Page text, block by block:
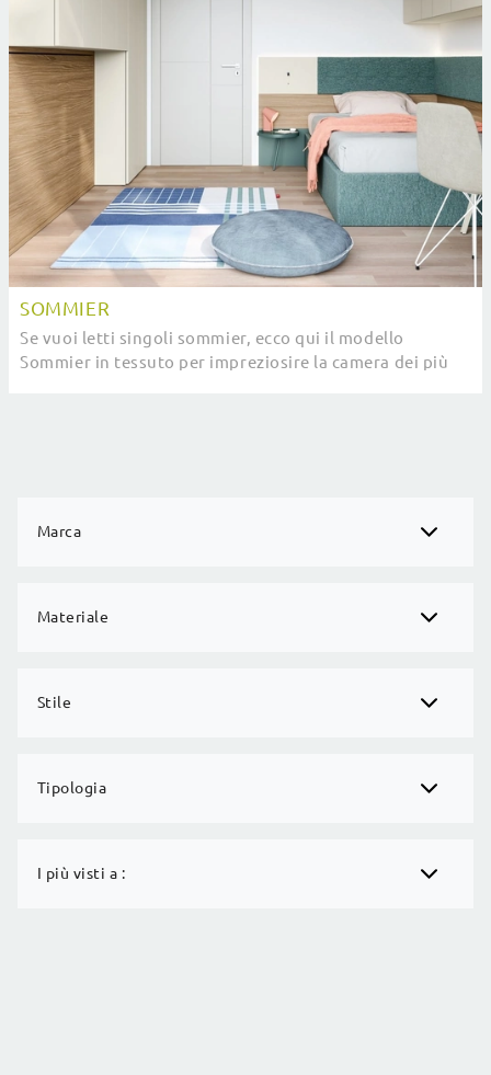
Marca
Materiale
Stile
Tipologia
I più visti a :
SOMMIER
Se vuoi letti singoli sommier, ecco qui il modello
Sommier in tessuto per impreziosire la camera dei più